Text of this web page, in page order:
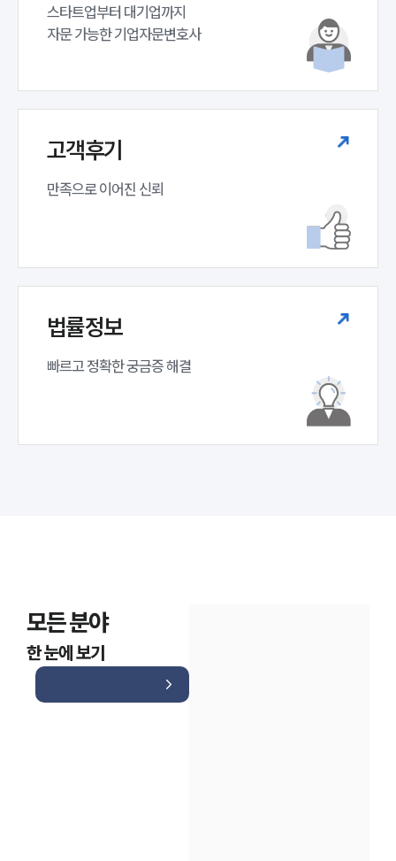
스타트업부터 대기업까지
자문 가능한 기업자문변호사
고객후기
만족으로 이어진 신뢰
법률정보
빠르고 정확한 궁금증 해결
모든 분야
한 눈에 보기